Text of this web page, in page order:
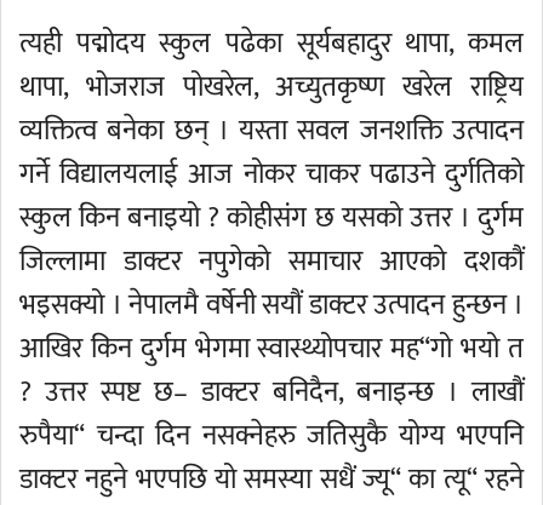
त्यही पद्मोदय स्कुल पढेका सूर्यबहादुर थापा, कमल
थापा, भोजराज पोखरेल, अच्युतकृष्ण खरेल राष्ट्रिय
व्यक्तित्व बनेका छन् । यस्ता सवल जनशक्ति उत्पादन
गर्ने विद्यालयलाई आज नोकर चाकर पढाउने दुर्गतिको
स्कुल किन बनाइयो ? कोहीसंग छ यसको उत्तर । दुर्गम
जिल्लामा डाक्टर नपुगेको समाचार आएको दशकौं
भइसक्यो । नेपालमै वर्षेनी सयौं डाक्टर उत्पादन हुन्छन ।
आखिर किन दुर्गम भेगमा स्वास्थ्योपचार मह“गो भयो त
? उत्तर स्पष्ट छ– डाक्टर बनिदैन, बनाइन्छ । लाखौं
रुपैया“ चन्दा दिन नसक्नेहरु जतिसुकै योग्य भएपनि
डाक्टर नहुने भएपछि यो समस्या सधैं ज्यू“ का त्यू“ रहने